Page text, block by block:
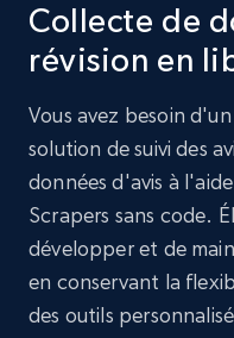
Collecte de
révision en
Vous avez besoin
solution de suivi des
données d'avis à
Scrapers sans code.
développer et de
en conservant la
des outils